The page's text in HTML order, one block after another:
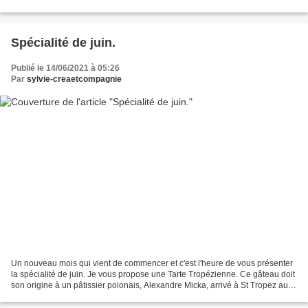
Spécialité de juin.
Publié le 14/06/2021 à 05:26
Par sylvie-creaetcompagnie
Un nouveau mois qui vient de commencer et c'est l'heure de vous présenter
la spécialité de juin. Je vous propose une Tarte Tropézienne. Ce gâteau doit
son origine à un pâtissier polonais, Alexandre Micka, arrivé à St Tropez au